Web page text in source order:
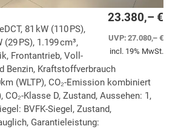
23.380,– €
UVP:27.080,– €
incl. 19% MwSt.
81 kW (110 PS),
PS), 1.199 cm³,
Frontantrieb, Voll-
Benzin, Kraftstoffverbrauch
(WLTP), CO₂-Emission kombiniert
CO₂-Klasse D, Zustand, Aussehen: 1,
BVFK-Siegel, Zustand,
Garantieleistung: